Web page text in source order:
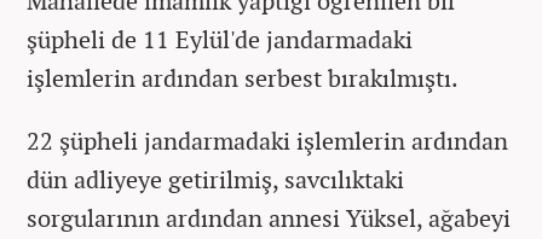
şüpheli de 11 Eylül'de jandarmadaki
işlemlerin ardından serbest bırakılmıştı.
22 şüpheli jandarmadaki işlemlerin ardından
dün adliyeye getirilmiş, savcılıktaki
sorgularının ardından annesi Yüksel, ağabeyi